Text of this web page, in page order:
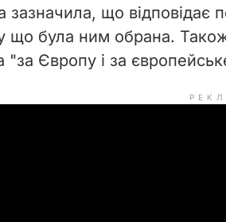
зазначила, що відповідає
що була ним обрана.
"за Європу і за